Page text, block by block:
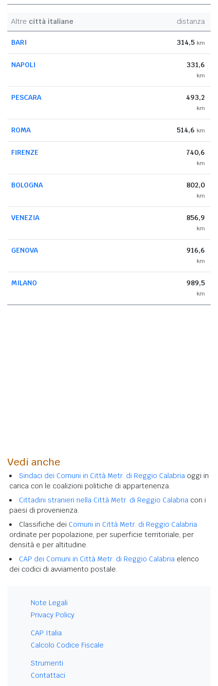
Altre città italiane distanza
BARI 314,5 km
NAPOLI 331,6
km
PESCARA 493,2
km
ROMA 514,6 km
FIRENZE 740,6
km
BOLOGNA 802,0
km
VENEZIA 856,9
km
GENOVA 916,6
km
MILANO 989,5
km
Vedi anche
Sindaci dei Comuni in Città Metr. di Reggio Calabria oggi in
carica con le coalizioni politiche di appartenenza.
Cittadini stranieri nella Città Metr. di Reggio Calabria con i
paesi di provenienza.
Classifiche dei Comuni in Città Metr. di Reggio Calabria
ordinate per popolazione, per superficie territoriale, per
densità e per altitudine.
CAP dei Comuni in Città Metr. di Reggio Calabria elenco
dei codici di avviamento postale.
Note Legali
Privacy Policy
CAP Italia
Calcolo Codice Fiscale
Strumenti
Contattaci